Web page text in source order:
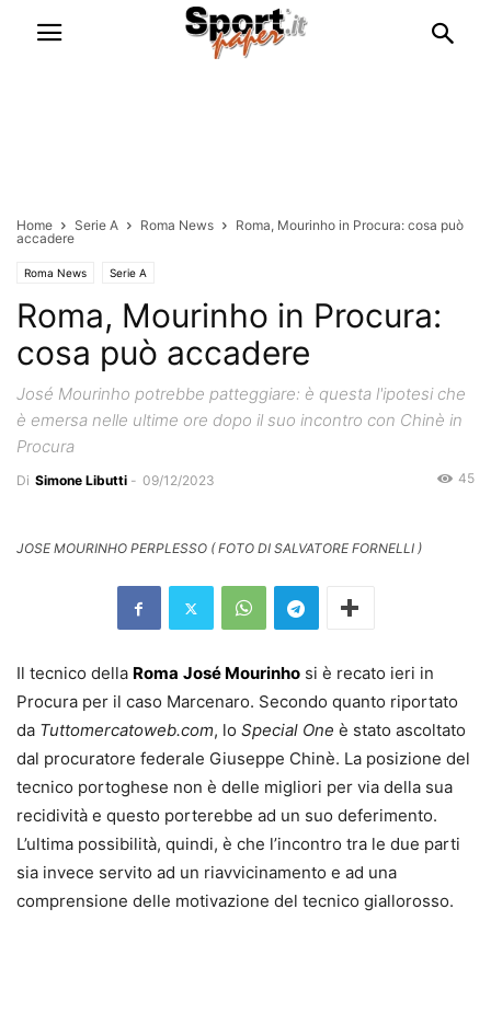
Home Serie A Roma News
Roma, Mourinho in Procura: cosa può
accadere
Roma News Serie A
Roma, Mourinho in Procura:
cosa può accadere
José Mourinho potrebbe patteggiare: è questa l'ipotesi che
è emersa nelle ultime ore dopo il suo incontro con Chinè in
Procura
Di Simone Libutti - 09/12/2023 45
JOSE MOURINHO PERPLESSO ( FOTO DI SALVATORE FORNELLI )
Il tecnico della Roma José Mourinho si è recato ieri in
Procura per il caso Marcenaro. Secondo quanto riportato
da Tuttomercatoweb.com, lo Special One è stato ascoltato
dal procuratore federale Giuseppe Chinè. La posizione del
tecnico portoghese non è delle migliori per via della sua
recidività e questo porterebbe ad un suo deferimento.
L’ultima possibilità, quindi, è che l’incontro tra le due parti
sia invece servito ad un riavvicinamento e ad una
comprensione delle motivazione del tecnico giallorosso.